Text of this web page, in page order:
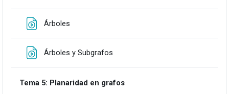
Árboles
Árboles y Subgrafos
Tema 5: Planaridad en grafos